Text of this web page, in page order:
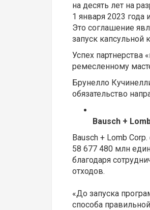
на десять лет на
1 января 2023 года
Это соглашение
запуск
Успех партнерства
ремесленному
Брунелло
обязательство
Bausch +
Bausch + Lomb
58 677 480 млн
благодаря
отходов.
«До запуска
способа